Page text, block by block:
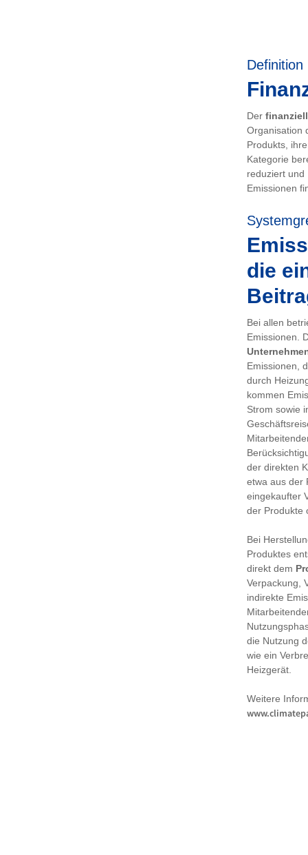
Definition
Der
Organisation
Produkts,
Kategorie
reduziert und
Emissionen
die
Bei allen
Emissionen.
Emissionen,
durch
kommen
Strom sowie
der direkten
etwa aus der
eingekaufter
der Produkte
Bei
Produktes
direkt dem
Verpackung,
indirekte
die Nutzung
wie ein
Heizgerät.
Weitere